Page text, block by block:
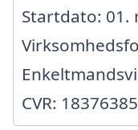
Startdato: 01.
CVR: 18376385